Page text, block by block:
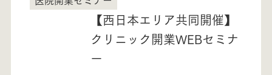
【西日本エリア共同開催】
クリニック開業WEBセミナ
ー